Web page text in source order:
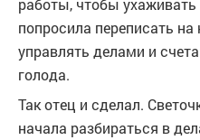
работы, чтобы
попросила переписать на
управлять делами и
голода.
Так отец и сделал.
начала разбираться в